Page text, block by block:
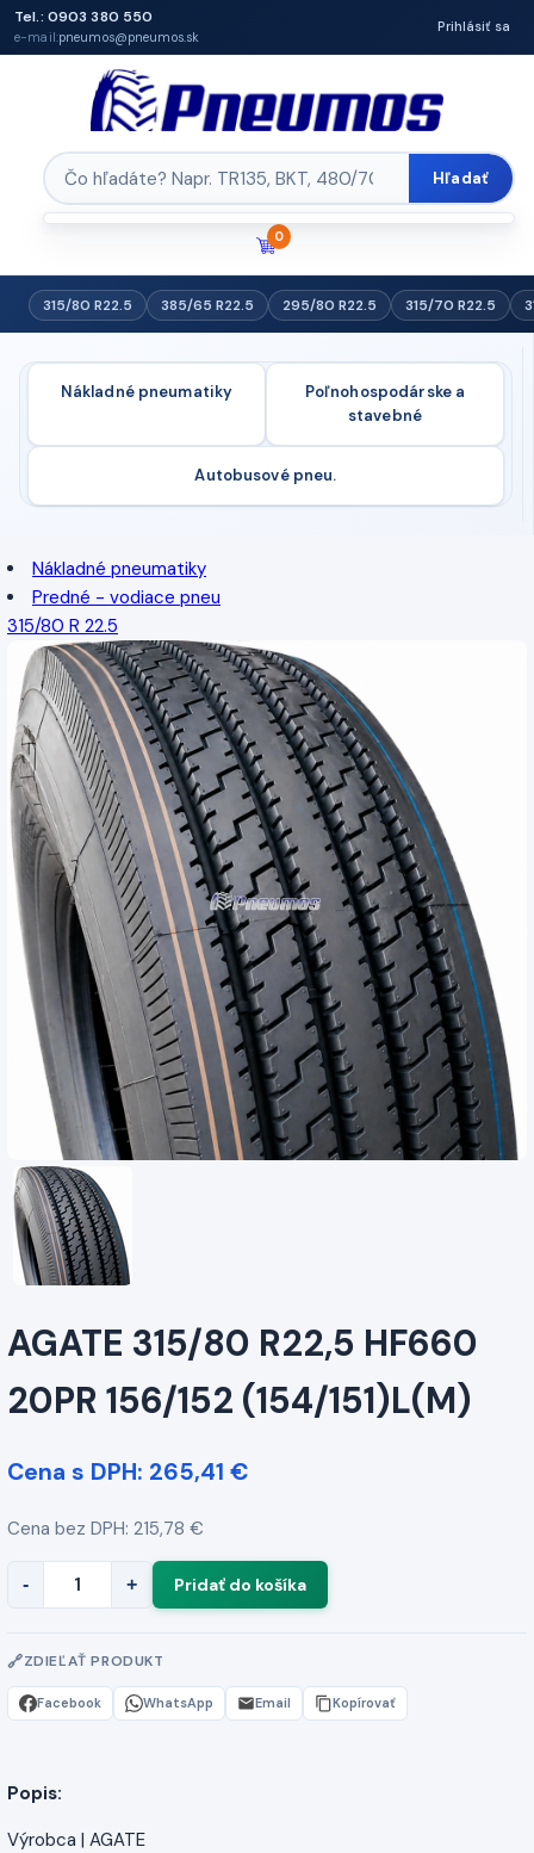
Tel.: 0903 380 550
e-mail:pneumos@pneumos.sk
Prihlásiť sa
Hľadať
0
315/80 R22.5 385/65 R22.5 295/80 R22.5 315/70 R22.5
Nákladné pneumatiky
Poľnohospodárske a
stavebné
Autobusové pneu.
Nákladné pneumatiky
Predné - vodiace pneu
315/80 R 22.5
AGATE 315/80 R22,5 HF660
20PR 156/152 (154/151)L(M)
Cena s DPH: 265,41 €
Cena bez DPH: 215,78 €
- +
ZDIEĽAŤ PRODUKT
Facebook WhatsApp Email Kopírovať
Popis:
Výrobca | AGATE